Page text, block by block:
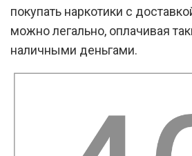
покупать наркотики с
можно легально, оплачивая
наличными деньгами.